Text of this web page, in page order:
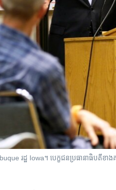
រដ្ឋ Iowa។ បេក្ខជន​ប្រធានាធិបតី​​ខាង​